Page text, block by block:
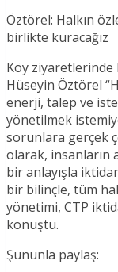
Öztörel: Halkın
birlikte kuracağız
Köy ziyaretlerinde
Hüseyin Öztörel
enerji, talep ve
yönetilmek
sorunlara gerçek
olarak, insanların
bir anlayışla
bir bilinçle, tüm
yönetimi, CTP
konuştu.
Şununla paylaş: